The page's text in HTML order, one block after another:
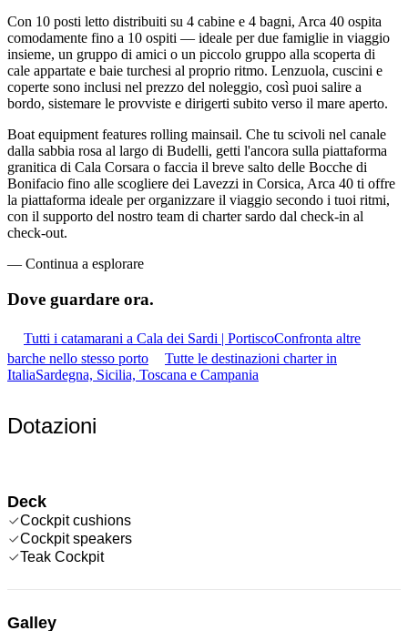
Con 10 posti letto distribuiti su 4 cabine e 4 bagni, Arca 40 ospita
comodamente fino a 10 ospiti — ideale per due famiglie in viaggio
insieme, un gruppo di amici o un piccolo gruppo alla scoperta di
cale appartate e baie turchesi al proprio ritmo. Lenzuola, cuscini e
coperte sono inclusi nel prezzo del noleggio, così puoi salire a
bordo, sistemare le provviste e dirigerti subito verso il mare aperto.
Boat equipment features rolling mainsail. Che tu scivoli nel canale
dalla sabbia rosa al largo di Budelli, getti l'ancora sulla piattaforma
granitica di Cala Corsara o faccia il breve salto delle Bocche di
Bonifacio fino alle scogliere dei Lavezzi in Corsica, Arca 40 ti offre
la piattaforma ideale per organizzare il viaggio secondo i tuoi ritmi,
con il supporto del nostro team di charter sardo dal check-in al
check-out.
— Continua a esplorare
Dove guardare ora.
Tutti i catamarani a Cala dei Sardi | PortiscoConfronta altre
barche nello stesso porto
Tutte le destinazioni charter in
ItaliaSardegna, Sicilia, Toscana e Campania
Dotazioni
Deck
Cockpit cushions
Cockpit speakers
Teak Cockpit
Galley